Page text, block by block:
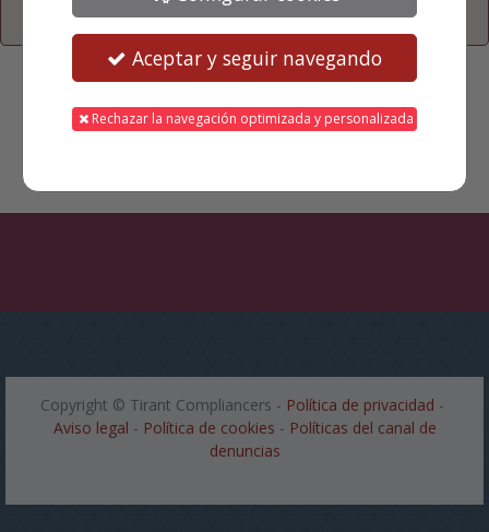
Aceptar y seguir navegando
Rechazar la navegación optimizada y personalizada
Restablecer contraseña
Copyright © Tirant Compliancers - Política de privacidad -
Aviso legal - Política de cookies - Políticas del canal de
denuncias